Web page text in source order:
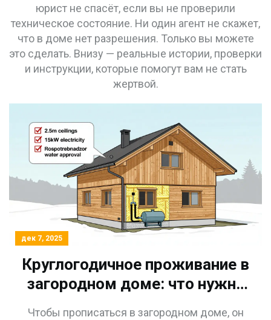
юрист не спасёт, если вы не проверили
техническое состояние. Ни один агент не скажет,
что в доме нет разрешения. Только вы можете
это сделать. Внизу — реальные истории, проверки
и инструкции, которые помогут вам не стать
жертвой.
дек 7, 2025
Круглогодичное проживание в
загородном доме: что нужно
для прописки и комфорта
Чтобы прописаться в загородном доме, он